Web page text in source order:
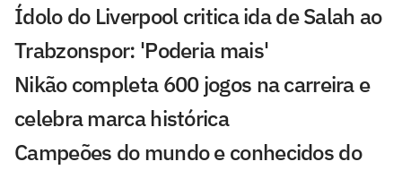
Ídolo do Liverpool critica ida de Salah ao
Trabzonspor: 'Poderia mais'
Nikão completa 600 jogos na carreira e
celebra marca histórica
Campeões do mundo e conhecidos do